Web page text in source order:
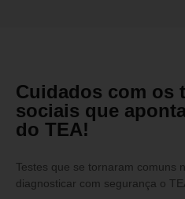
Cuidados com os
sociais que
do TEA!
Testes que se tornaram comuns
diagnosticar com segurança o